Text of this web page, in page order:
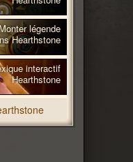
légende
Hearthstone
interactif
Hearthstone